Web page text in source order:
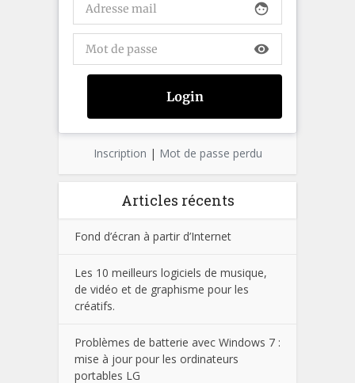
face
visibility
Inscription | Mot de passe perdu
Articles récents
Fond d’écran à partir d’Internet
Les 10 meilleurs logiciels de musique,
de vidéo et de graphisme pour les
créatifs.
Problèmes de batterie avec Windows 7 :
mise à jour pour les ordinateurs
portables LG